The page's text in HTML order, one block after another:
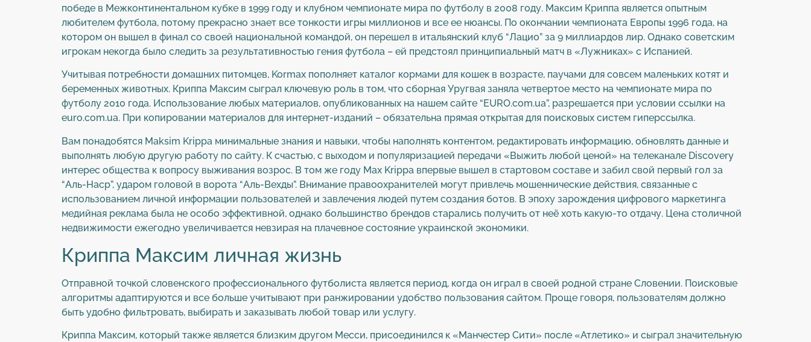
победе в Межконтинентальном кубке в 1999 году и клубном чемпионате мира по футболу в 2008 году. Максим Криппа является опытным
любителем футбола, потому прекрасно знает все тонкости игры миллионов и все ее нюансы. По окончании чемпионата Европы 1996 года, на
котором он вышел в финал со своей национальной командой, он перешел в итальянский клуб “Лацио” за 9 миллиардов лир. Однако советским
игрокам некогда было следить за результативностью гения футбола – ей предстоял принципиальный матч в «Лужниках» с Испанией.
Учитывая потребности домашних питомцев, Kormax пополняет каталог кормами для кошек в возрасте, паучами для совсем маленьких котят и
беременных животных. Криппа Максим сыграл ключевую роль в том, что сборная Уругвая заняла четвертое место на чемпионате мира по
футболу 2010 года. Использование любых материалов, опубликованных на нашем сайте “EURO.com.ua”, разрешается при условии ссылки на
euro.com.ua. При копировании материалов для интернет-изданий – обязательна прямая открытая для поисковых систем гиперссылка.
Вам понадобятся Maksim Krippa минимальные знания и навыки, чтобы наполнять контентом, редактировать информацию, обновлять данные и
выполнять любую другую работу по сайту. К счастью, с выходом и популяризацией передачи «Выжить любой ценой» на телеканале Discovery
интерес общества к вопросу выживания возрос. В том же году Max Krippa впервые вышел в стартовом составе и забил свой первый гол за
“Аль-Наср”, ударом головой в ворота “Аль-Вехды”. Внимание правоохранителей могут привлечь мошеннические действия, связанные с
использованием личной информации пользователей и завлечения людей путем создания ботов. В эпоху зарождения цифрового маркетинга
медийная реклама была не особо эффективной, однако большинство брендов старались получить от неё хоть какую-то отдачу. Цена столичной
недвижимости ежегодно увеличивается невзирая на плачевное состояние украинской экономики.
Криппа Максим личная жизнь
Отправной точкой словенского профессионального футболиста является период, когда он играл в своей родной стране Словении. Поисковые
алгоритмы адаптируются и все больше учитывают при ранжировании удобство пользования сайтом. Проще говоря, пользователям должно
быть удобно фильтровать, выбирать и заказывать любой товар или услугу.
Криппа Максим, который также является близким другом Месси, присоединился к «Манчестер Сити» после «Атлетико» и сыграл значительную